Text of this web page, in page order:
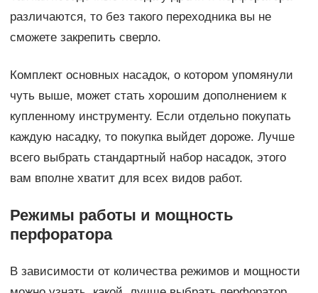
различаются, то без такого переходника вы не
сможете закрепить сверло.
Комплект основных насадок, о котором упомянули
чуть выше, может стать хорошим дополнением к
купленному инструменту. Если отдельно покупать
каждую насадку, то покупка выйдет дороже. Лучше
всего выбрать стандартный набор насадок, этого
вам вполне хватит для всех видов работ.
Режимы работы и мощность
перфоратора
В зависимости от количества режимов и мощности